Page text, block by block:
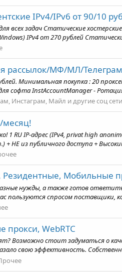
IPv4/IPv6 от 90/10
всех задач Статические
IPv4 от 270 рублей
рассылок/МФ/МЛ/
Минимальная покупка : 20
софта InstAccountManager -
Инстаграм, Майл и другие соц сети
месяц!
1 RU IP-адрес (IPv4, privat high
НЕ из публичного доступа +
Резидентные, Мобильные
нужды, а также готов
пользуются спросом
прокси, WebRTC
Возможно стоит задуматься о
свою эффективность.